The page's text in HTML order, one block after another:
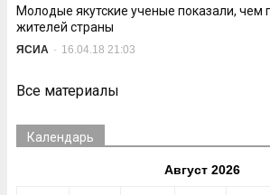
Молодые якутские ученые показали, чем
жителей страны
ЯСИА - 16.04.18 21:03
Все материалы
Календарь
Август 2026